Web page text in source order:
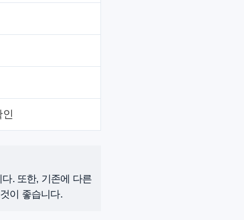
인
. 또한, 기존에 다른
이 좋습니다.